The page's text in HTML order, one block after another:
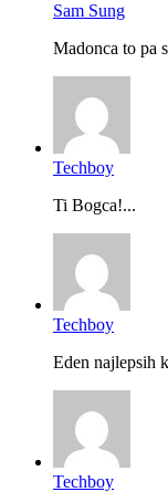
Sam Sung
Madonca to pa
Techboy
Ti Bogca!...
Techboy
Eden najlepsih
Techboy